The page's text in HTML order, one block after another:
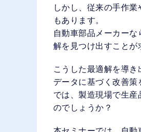
しかし、従来の手作
もあります。
自動車部品メーカー
解を見つけ出すことが
こうした最適解を導き
データに基づく改善策
では、製造現場で生
のでしょうか？